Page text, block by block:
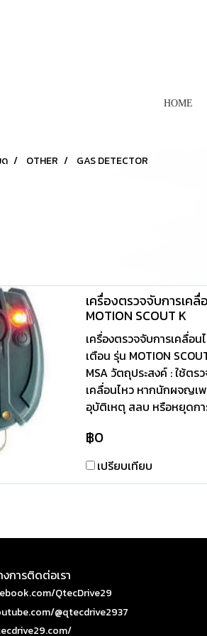
HOME
OTHER GAS DETECTOR
เครื่องตรวจจับการเคลื่
MOTION SCOUT K
เครื่องตรวจจับการเคลื่อ
เตือน รุ่น MOTION
MSA วัตถุประสงค์ : ใช้ตร
เคลื่อนไหว หากนักผจญเ
อุบัติเหตุ สลบ หรือหยุดกา
฿0
เปรียบเทียบ
การติดต่อเรา
QtecDrive29
@qtecdrive2937